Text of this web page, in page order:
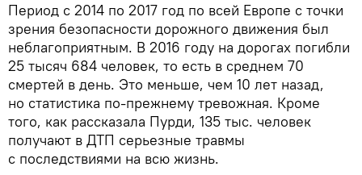
Период с 2014 по 2017 год по всей Европе с точки
зрения безопасности дорожного движения был
неблагоприятным. В 2016 году на дорогах погибли
25 тысяч 684 человек, то есть в среднем 70
смертей в день. Это меньше, чем 10 лет назад,
но статистика по-прежнему тревожная. Кроме
того, как рассказала Пурди, 135 тыс. человек
получают в ДТП серьезные травмы
с последствиями на всю жизнь.